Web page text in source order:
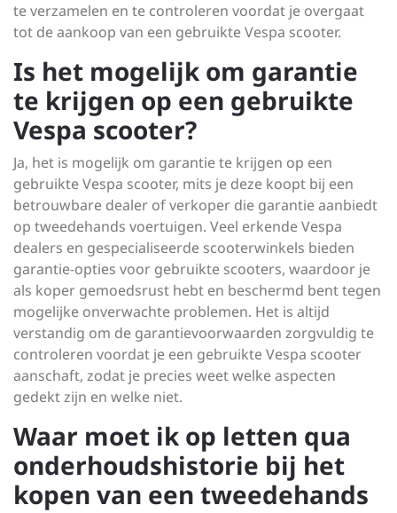
te verzamelen en te controleren voordat je overgaat
tot de aankoop van een gebruikte Vespa scooter.
Is het mogelijk om garantie
te krijgen op een gebruikte
Vespa scooter?
Ja, het is mogelijk om garantie te krijgen op een
gebruikte Vespa scooter, mits je deze koopt bij een
betrouwbare dealer of verkoper die garantie aanbiedt
op tweedehands voertuigen. Veel erkende Vespa
dealers en gespecialiseerde scooterwinkels bieden
garantie-opties voor gebruikte scooters, waardoor je
als koper gemoedsrust hebt en beschermd bent tegen
mogelijke onverwachte problemen. Het is altijd
verstandig om de garantievoorwaarden zorgvuldig te
controleren voordat je een gebruikte Vespa scooter
aanschaft, zodat je precies weet welke aspecten
gedekt zijn en welke niet.
Waar moet ik op letten qua
onderhoudshistorie bij het
kopen van een tweedehands